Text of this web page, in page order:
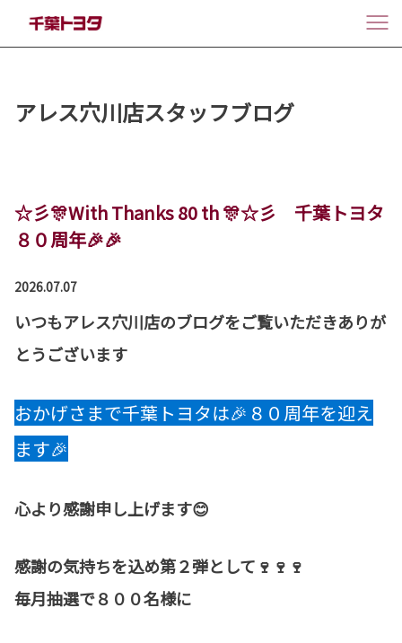
アレス穴川店スタッフブログ
☆彡🎊With Thanks 80 th 🎊☆彡 千葉トヨタ
８０周年🎉🎉
2026.07.07
いつもアレス穴川店のブログをご覧いただきありが
とうございます
おかげさまで千葉トヨタは🎉８０周年を迎え
ます🎉
心より感謝申し上げます😊
感謝の気持ちを込め第２弾として🍷🍷🍷
毎月抽選で８００名様に